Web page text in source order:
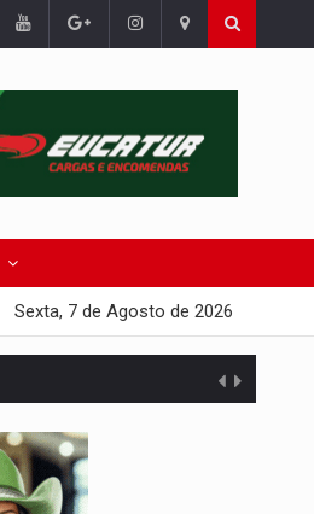
Sexta, 7 de Agosto de 2026